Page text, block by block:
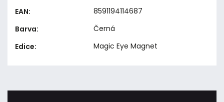
EAN:
8591194114687
Barva:
Černá
Edice: Magic Eye Magnet